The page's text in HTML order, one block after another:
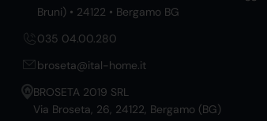
Bruni) • 24122 • Bergamo BG
035 04.00.280
broseta@ital-home.it
BROSETA 2019 SRL
Via Broseta, 26, 24122, Bergamo (BG)